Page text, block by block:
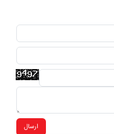
ارسال